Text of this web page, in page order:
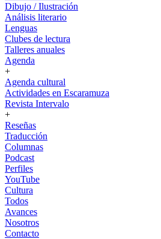
Dibujo / Ilustración
Análisis literario
Lenguas
Clubes de lectura
Talleres anuales
Agenda
+
Agenda cultural
Actividades en Escaramuza
Revista Intervalo
+
Reseñas
Traducción
Columnas
Podcast
Perfiles
YouTube
Cultura
Todos
Avances
Nosotros
Contacto